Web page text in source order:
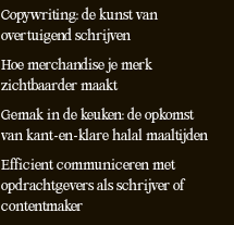
Copywriting: de kunst van
overtuigend schrijven
Hoe merchandise je merk
zichtbaarder maakt
Gemak in de keuken: de opkomst
van kant-en-klare halal maaltijden
Efficient communiceren met
opdrachtgevers als schrijver of
contentmaker